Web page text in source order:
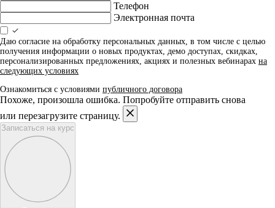
Телефон
Электронная почта
Даю согласие на обработку персональных данных, в том числе с целью
получения информации о новых продуктах, демо доступах, скидках,
персонализированных предложениях, акциях и полезных вебинарах на
следующих условиях
Ознакомиться с условиями публичного договора
Похоже, произошла ошибка. Попробуйте отправить снова
или перезагрузите страницу.
Записаться на курс